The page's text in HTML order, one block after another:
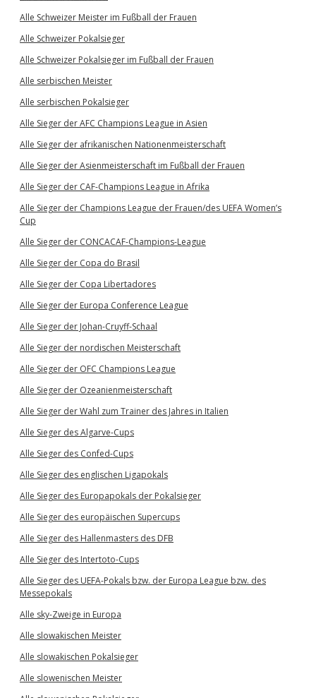
Alle Schweizer Meister im Fußball der Frauen
Alle Schweizer Pokalsieger
Alle Schweizer Pokalsieger im Fußball der Frauen
Alle serbischen Meister
Alle serbischen Pokalsieger
Alle Sieger der AFC Champions League in Asien
Alle Sieger der afrikanischen Nationenmeisterschaft
Alle Sieger der Asienmeisterschaft im Fußball der Frauen
Alle Sieger der CAF-Champions League in Afrika
Alle Sieger der Champions League der Frauen/des UEFA Women’s
Cup
Alle Sieger der CONCACAF-Champions-League
Alle Sieger der Copa do Brasil
Alle Sieger der Copa Libertadores
Alle Sieger der Europa Conference League
Alle Sieger der Johan-Cruyff-Schaal
Alle Sieger der nordischen Meisterschaft
Alle Sieger der OFC Champions League
Alle Sieger der Ozeanienmeisterschaft
Alle Sieger der Wahl zum Trainer des Jahres in Italien
Alle Sieger des Algarve-Cups
Alle Sieger des Confed-Cups
Alle Sieger des englischen Ligapokals
Alle Sieger des Europapokals der Pokalsieger
Alle Sieger des europäischen Supercups
Alle Sieger des Hallenmasters des DFB
Alle Sieger des Intertoto-Cups
Alle Sieger des UEFA-Pokals bzw. der Europa League bzw. des
Messepokals
Alle sky-Zweige in Europa
Alle slowakischen Meister
Alle slowakischen Pokalsieger
Alle slowenischen Meister